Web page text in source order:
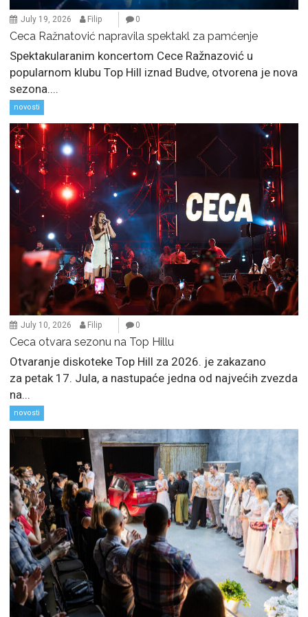
July 19, 2026 Filip 0
Ceca Ražnatović napravila spektakl za pamćenje
Spektakularanim koncertom Cece Ražnazović u
popularnom klubu Top Hill iznad Budve, otvorena je nova
sezona....
novosti
July 10, 2026 Filip 0
Ceca otvara sezonu na Top Hillu
Otvaranje diskoteke Top Hill za 2026. je zakazano
za petak 17. Jula, a nastupaće jedna od najvećih zvezda
na...
novosti